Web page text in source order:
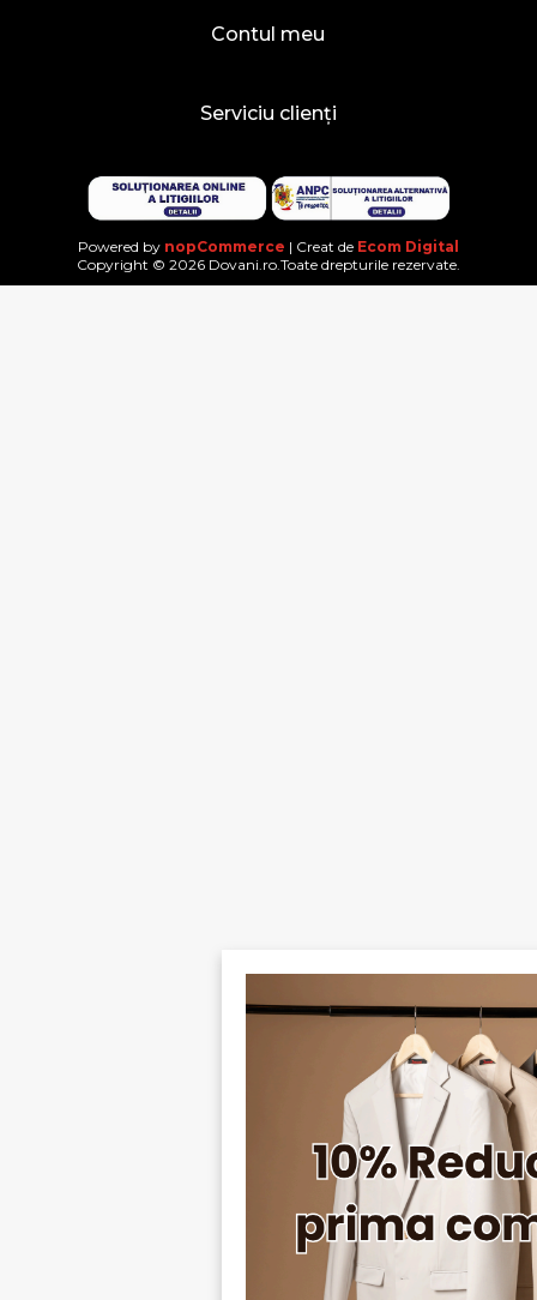
Contul meu
Serviciu clienți
Powered by nopCommerce | Creat de Ecom Digital
Copyright © 2026 Dovani.ro.Toate drepturile rezervate.